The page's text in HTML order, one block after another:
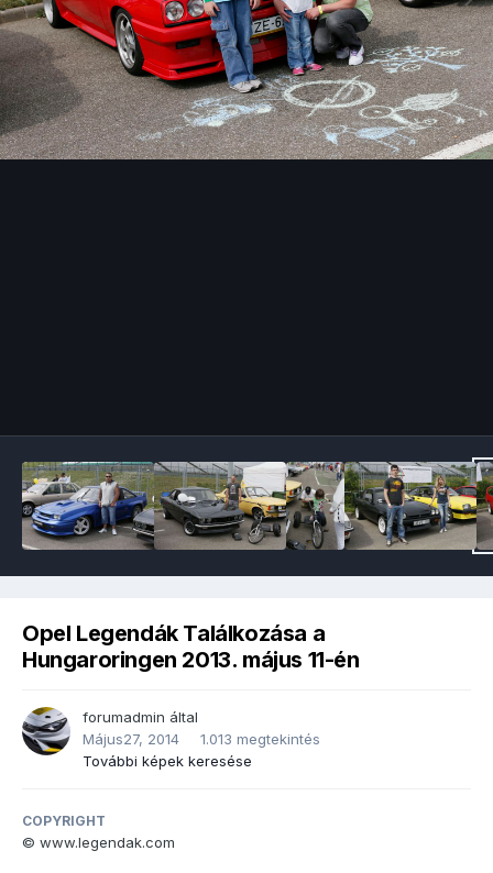
Opel Legendák Találkozása a
Hungaroringen 2013. május 11-én
forumadmin által
Május27, 2014
1.013 megtekintés
További képek keresése
COPYRIGHT
© www.legendak.com